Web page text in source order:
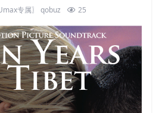
专属〗 qobuz 25